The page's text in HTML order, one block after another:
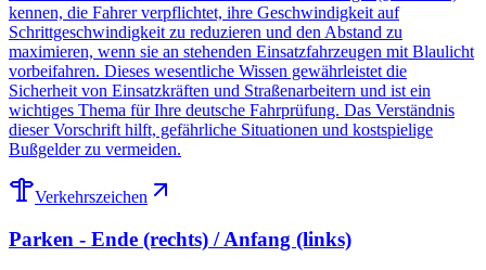
kennen, die Fahrer verpflichtet, ihre Geschwindigkeit auf
Schrittgeschwindigkeit zu reduzieren und den Abstand zu
maximieren, wenn sie an stehenden Einsatzfahrzeugen mit Blaulicht
vorbeifahren. Dieses wesentliche Wissen gewährleistet die
Sicherheit von Einsatzkräften und Straßenarbeitern und ist ein
wichtiges Thema für Ihre deutsche Fahrprüfung. Das Verständnis
dieser Vorschrift hilft, gefährliche Situationen und kostspielige
Bußgelder zu vermeiden.
Verkehrszeichen
Parken - Ende (rechts) / Anfang (links)